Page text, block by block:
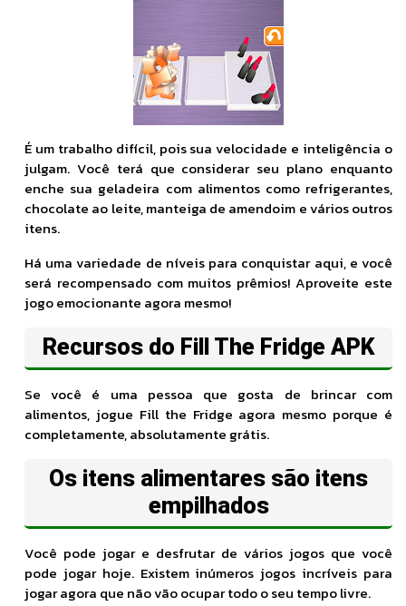
É um trabalho difícil, pois sua velocidade e inteligência o
julgam. Você terá que considerar seu plano enquanto
enche sua geladeira com alimentos como refrigerantes,
chocolate ao leite, manteiga de amendoim e vários outros
itens.
Há uma variedade de níveis para conquistar aqui, e você
será recompensado com muitos prêmios! Aproveite este
jogo emocionante agora mesmo!
Recursos do Fill The Fridge APK
Se você é uma pessoa que gosta de brincar com
alimentos, jogue Fill the Fridge agora mesmo porque é
completamente, absolutamente grátis.
Os itens alimentares são itens
empilhados
Você pode jogar e desfrutar de vários jogos que você
pode jogar hoje. Existem inúmeros jogos incríveis para
jogar agora que não vão ocupar todo o seu tempo livre.